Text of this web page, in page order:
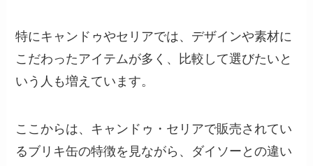
特にキャンドゥやセリアでは、デザインや素材に
こだわったアイテムが多く、比較して選びたいと
いう人も増えています。
ここからは、キャンドゥ・セリアで販売されてい
るブリキ缶の特徴を見ながら、ダイソーとの違い